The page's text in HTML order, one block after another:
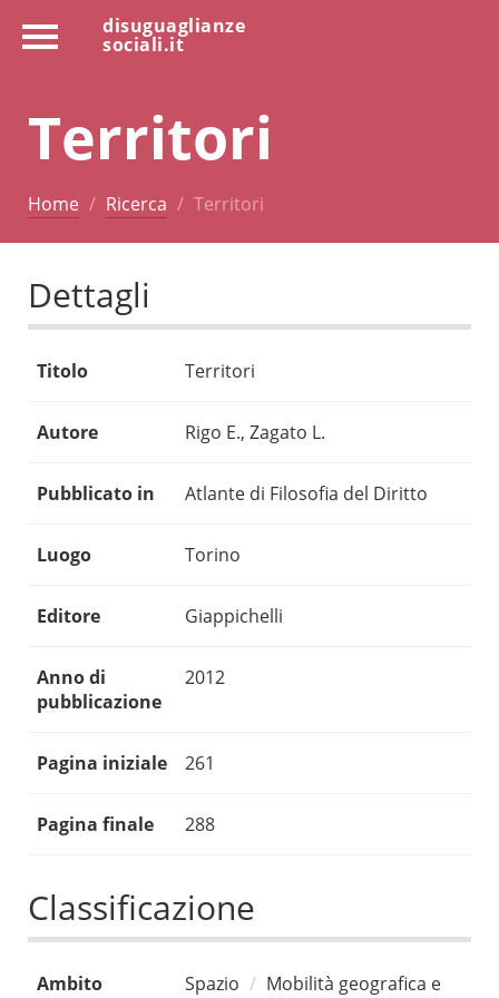
disuguaglianze
sociali.it
Territori
Home Ricerca Territori
Dettagli
Titolo Territori
Autore Rigo E., Zagato L.
Pubblicato in Atlante di Filosofia del Diritto
Luogo Torino
Editore Giappichelli
Anno di
pubblicazione
2012
Pagina iniziale 261
Pagina finale 288
Classificazione
Ambito
Spazio
Mobilità geografica e